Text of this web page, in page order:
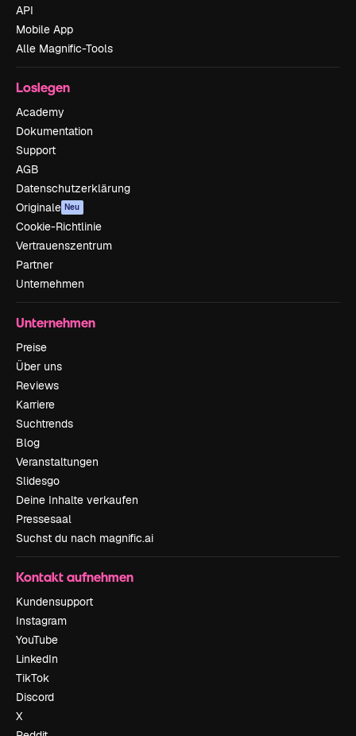
API
Mobile App
Alle Magnific-Tools
Loslegen
Academy
Dokumentation
Support
AGB
Datenschutzerklärung
Originale Neu
Cookie-Richtlinie
Vertrauenszentrum
Partner
Unternehmen
Unternehmen
Preise
Über uns
Reviews
Karriere
Suchtrends
Blog
Veranstaltungen
Slidesgo
Deine Inhalte verkaufen
Pressesaal
Suchst du nach magnific.ai
Kontakt aufnehmen
Kundensupport
Instagram
YouTube
LinkedIn
TikTok
Discord
X